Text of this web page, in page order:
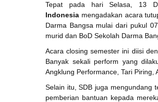
Tepat pada hari Selasa, 13
Indonesia mengadakan acara
Darma Bangsa mulai dari pukul
murid dan BoD Sekolah Darma
Acara closing semester ini diisi
Banyak sekali perform yang
Angklung Performance, Tari Piring,
Selain itu, SDB juga mengundang
pemberian bantuan kepada